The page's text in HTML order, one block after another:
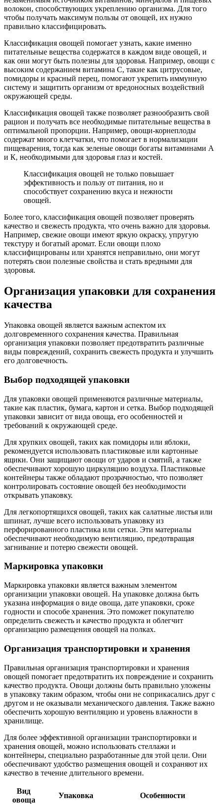
волокон, способствующих укреплению организма. Для того
чтобы получать максимум пользы от овощей, их нужно
правильно классифицировать.
Классификация овощей помогает узнать, какие именно
питательные вещества содержатся в каждом виде овощей, и
как они могут быть полезны для здоровья. Например, овощи с
высоким содержанием витамина C, такие как цитрусовые,
помидоры и красный перец, помогают укрепить иммунную
систему и защитить организм от вредоносных воздействий
окружающей среды.
Классификация овощей также позволяет разнообразить свой
рацион и получать все необходимые питательные вещества в
оптимальной пропорции. Например, овощи-корнеплоды
содержат много клетчатки, что помогает в нормализации
пищеварения, тогда как зеленые овощи богаты витаминами А
и К, необходимыми для здоровья глаз и костей.
Классификация овощей не только повышает
эффективность и пользу от питания, но и
способствует сохранению вкуса и нежности
овощей.
Более того, классификация овощей позволяет проверять
качество и свежесть продукта, что очень важно для здоровья.
Например, свежие овощи имеют яркую окраску, упругую
текстуру и богатый аромат. Если овощи плохо
классифицированы или хранятся неправильно, они могут
потерять свои полезные свойства и стать вредными для
здоровья.
Организация упаковки для сохранения
качества
Упаковка овощей является важным аспектом их
долговременного сохранения качества. Правильная
организация упаковки позволяет предотвратить различные
виды повреждений, сохранить свежесть продукта и улучшить
его долговечность.
Выбор подходящей упаковки
Для упаковки овощей применяются различные материалы,
такие как пластик, бумага, картон и сетка. Выбор подходящей
упаковки зависит от вида овоща, его особенностей и
требований к окружающей среде.
Для хрупких овощей, таких как помидоры или яблоки,
рекомендуется использовать пластиковые или картонные
ящики. Они защищают овощи от ударов и смятий, а также
обеспечивают хорошую циркуляцию воздуха. Пластиковые
контейнеры также обладают прозрачностью, что позволяет
контролировать состояние овощей без необходимости
открывать упаковку.
Для легкопортящихся овощей, таких как салатные листья или
шпинат, лучше всего использовать упаковку из
перфорированного пластика или сетки. Эти материалы
обеспечивают необходимую вентиляцию, предотвращая
загнивание и потерю свежести овощей.
Маркировка упаковки
Маркировка упаковки является важным элементом
организации упаковки овощей. На упаковке должна быть
указана информация о виде овоща, дате упаковки, сроке
годности и способе хранения. Это поможет покупателю
определить свежесть и качество продукта и облегчит
организацию размещения овощей на полках.
Организация транспортировки и хранения
Правильная организация транспортировки и хранения
овощей помогает предотвратить их повреждение и сохранить
качество продукта. Овощи должны быть правильно уложены
в упаковку таким образом, чтобы они не соприкасались друг с
другом и не оказывали механического давления. Также важно
обеспечить хорошую вентиляцию и уровень влажности в
хранилище.
Для более эффективной организации транспортировки и
хранения овощей, можно использовать стеллажи и
контейнеры, специально разработанные для этой цели. Они
обеспечивают удобство размещения овощей и сохраняют их
качество в течение длительного времени.
Вид
овоща
Упаковка Особенности